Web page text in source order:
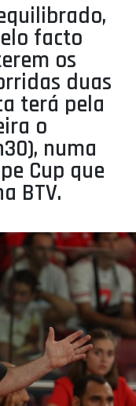
facto
os
duas
terá pela
o
numa
Cup que
BTV.